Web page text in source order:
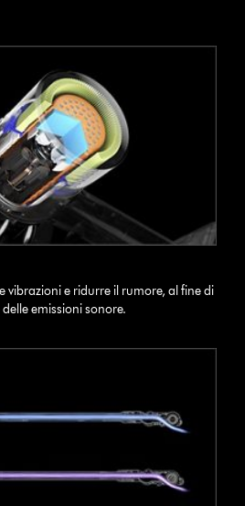
vibrazioni e ridurre il rumore, al fine di
emissioni sonore.